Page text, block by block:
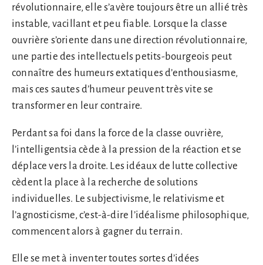
révolutionnaire, elle s’avère toujours être un allié très
instable, vacillant et peu fiable. Lorsque la classe
ouvrière s’oriente dans une direction révolutionnaire,
une partie des intellectuels petits-bourgeois peut
connaître des humeurs extatiques d’enthousiasme,
mais ces sautes d’humeur peuvent très vite se
transformer en leur contraire.
Perdant sa foi dans la force de la classe ouvrière,
l’intelligentsia cède à la pression de la réaction et se
déplace vers la droite. Les idéaux de lutte collective
cèdent la place à la recherche de solutions
individuelles. Le subjectivisme, le relativisme et
l’agnosticisme, c’est-à-dire l’idéalisme philosophique,
commencent alors à gagner du terrain.
Elle se met à inventer toutes sortes d’idées